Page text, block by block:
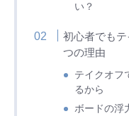
い？
初心者でも
つの理由
テイクオフ
るから
ボードの浮